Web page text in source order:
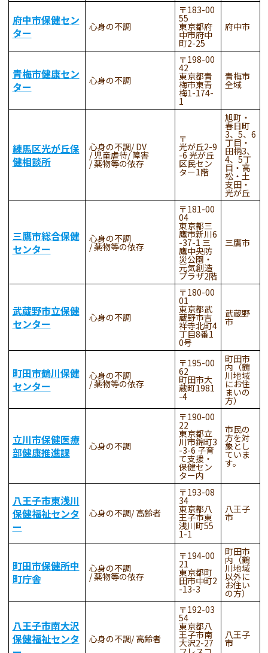
府中市保健セン
ター
心身の不調
183-00
55
東京都府
中市府中
町2-25
府中市
青梅市健康セン
ター
心身の不調
198-00
42
東京都青
梅市東青
梅1-174-
1
青梅市
全域
練馬区光が丘保
健相談所
心身の不調 DV
児童虐待 障害
薬物等の依存
光が丘2-9
-6 光が丘
区民セン
ター1階
旭町・
春日町
3、5、6
丁目・
田柄3、
4、5丁
目・高
松・土
支田・
光が丘
三鷹市総合保健
センター
心身の不調
薬物等の依存
181-00
04
東京都三
鷹市新川6
-37-1 三
鷹中央防
災公園・
元気創造
プラザ2階
三鷹市
武蔵野市立保健
センター
心身の不調
180-00
01
東京都武
蔵野市吉
祥寺北町4
丁目8番1
0号
武蔵野
市
町田市鶴川保健
センター
心身の不調
薬物等の依存
195-00
62
町田市大
蔵町1981
-4
町田市
内（鶴
川地域
にお住
まいの
方）
立川市保健医療
部健康推進課
心身の不調
190-00
22
東京都立
川市錦町3
-3-6 子育
て支援・
保健セン
ター内
市民の
方を対
象とし
ていま
す。
八王子市東浅川
保健福祉センタ
ー
心身の不調 高齢者
193-08
34
東京都八
王子市東
浅川町55
1-1
八王子
市
町田市保健所中
町庁舎
心身の不調
薬物等の依存
194-00
21
東京都町
田市中町2
-13-3
町田市
内（鶴
川地域
以外に
お住い
の方）
八王子市南大沢
保健福祉センタ
心身の不調 高齢者
192-03
54
東京都八
王子市南
大沢2-27
八王子
市